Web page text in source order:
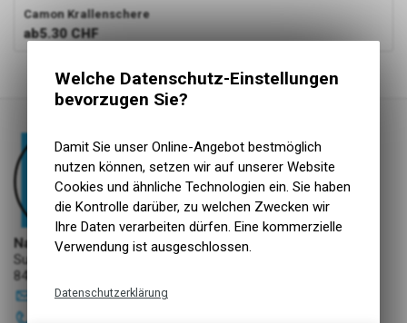
Camon Krallenschere
ab5.30 CHF
NaturNah GmbH
Sunnehofstrasse 7
8493 Saland
info@naturnah-gmbh.ch
Welche Datenschutz-Einstellungen
bevorzugen Sie?
Damit Sie unser Online-Angebot bestmöglich
nutzen können, setzen wir auf unserer Website
Cookies und ähnliche Technologien ein. Sie haben
die Kontrolle darüber, zu welchen Zwecken wir
Ihre Daten verarbeiten dürfen. Eine kommerzielle
Verwendung ist ausgeschlossen.
Datenschutzerklärung